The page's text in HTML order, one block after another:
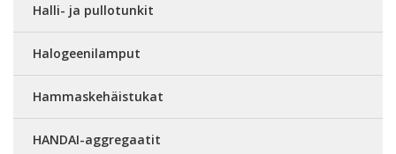
Halli- ja pullotunkit
Halogeenilamput
Hammaskehäistukat
HANDAI-aggregaatit